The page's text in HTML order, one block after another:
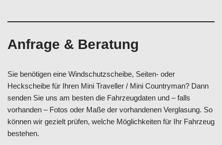
Anfrage & Beratung
Sie benötigen eine Windschutzscheibe, Seiten- oder
Heckscheibe für Ihren Mini Traveller / Mini Countryman? Dann
senden Sie uns am besten die Fahrzeugdaten und – falls
vorhanden – Fotos oder Maße der vorhandenen Verglasung. So
können wir gezielt prüfen, welche Möglichkeiten für Ihr Fahrzeug
bestehen.